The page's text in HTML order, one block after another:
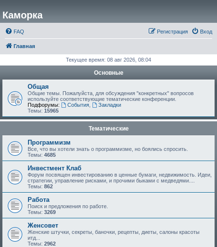
Каморка
FAQ Вход
Регистрация
Главная
Текущее время: 08 авг 2026, 08:04
Основные
Общая
Общие темы. Пожалуйста, для обсуждения "конкретных" вопросов
используйте соответствующие тематические конференции.
Подфорумы:
События,
Закладки
Темы: 15965
Тематические
Программизм
Все, что вы хотели знать о программизме, но боялись спросить.
Темы: 4685
Инвестмент Клаб
Форум посвящен инвестированию в ценные бумаги, недвижимость. Идеи,
стратегии, управление рисками, и прочими быками с медведями....
Темы: 862
Работа
Поиск и предложения по работе.
Темы: 3269
Женсовет
Женские штучки, секреты, баночки, рецепты, диеты, салоны красоты
итд...
Темы: 2962